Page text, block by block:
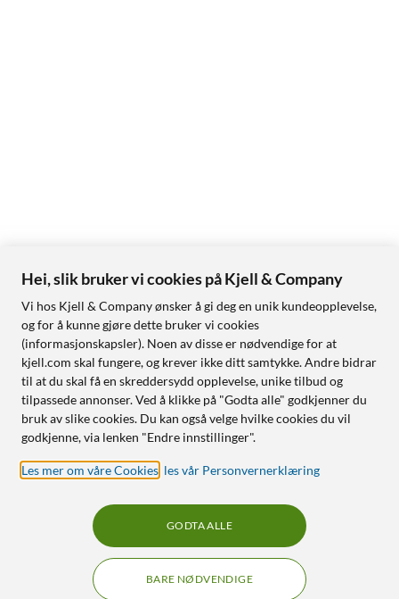
Hei, slik bruker vi cookies på Kjell & Company
Vi hos Kjell & Company ønsker å gi deg en unik kundeopplevelse,
og for å kunne gjøre dette bruker vi cookies
(informasjonskapsler). Noen av disse er nødvendige for at
kjell.com skal fungere, og krever ikke ditt samtykke. Andre bidrar
til at du skal få en skreddersydd opplevelse, unike tilbud og
tilpassede annonser. Ved å klikke på "Godta alle" godkjenner du
bruk av slike cookies. Du kan også velge hvilke cookies du vil
godkjenne, via lenken "Endre innstillinger".
Les mer om våre Cookies les vår Personvernerklæring
BARE NØDVENDIGE
GODTA ALLE